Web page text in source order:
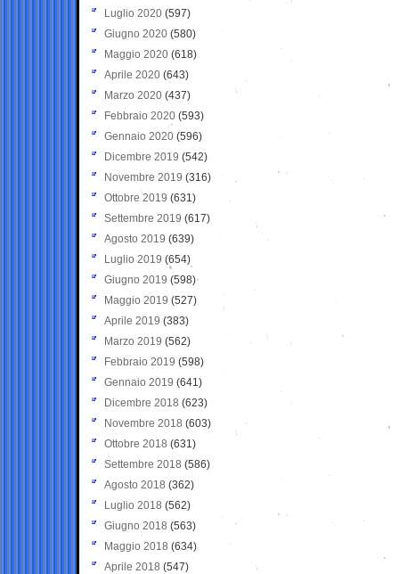
Luglio 2020 (597)
Giugno 2020 (580)
Maggio 2020 (618)
Aprile 2020 (643)
Marzo 2020 (437)
Febbraio 2020 (593)
Gennaio 2020 (596)
Dicembre 2019 (542)
Novembre 2019 (316)
Ottobre 2019 (631)
Settembre 2019 (617)
Agosto 2019 (639)
Luglio 2019 (654)
Giugno 2019 (598)
Maggio 2019 (527)
Aprile 2019 (383)
Marzo 2019 (562)
Febbraio 2019 (598)
Gennaio 2019 (641)
Dicembre 2018 (623)
Novembre 2018 (603)
Ottobre 2018 (631)
Settembre 2018 (586)
Agosto 2018 (362)
Luglio 2018 (562)
Giugno 2018 (563)
Maggio 2018 (634)
Aprile 2018 (547)